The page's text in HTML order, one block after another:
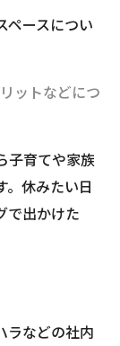
ペースについ
ットなどにつ
子育てや家族
。休みたい日
で出かけた
ラなどの社内